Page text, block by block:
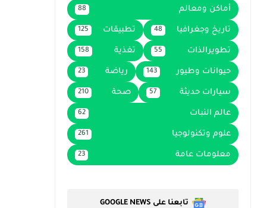
أماكن ومعالم 88
تاريخ وجغرافيا 48 تطبيقات 125
تطويرالذات 55 تغذية 158
حيوانات وطيور 143 رياضة 23
سيارات حديثة 57 صحة 210
عالم النبات 62
علوم وتكنولوجيا 261
معلومات عامة 23
تابعنا على GOOGLE NEWS